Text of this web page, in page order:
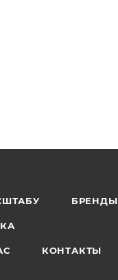
БРЕНДЫ
КОНТАКТЫ